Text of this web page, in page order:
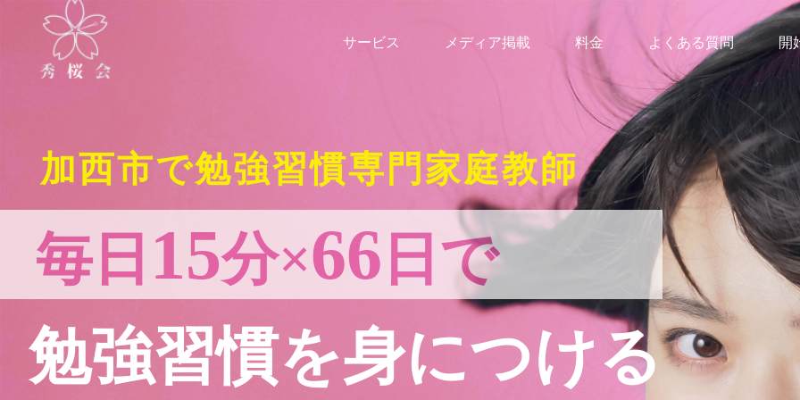
サービス メディア掲載 料金 よくある質問 開
加西市で勉強習慣専門家庭教師
毎日 15分×66 日で
勉強習慣を身につける